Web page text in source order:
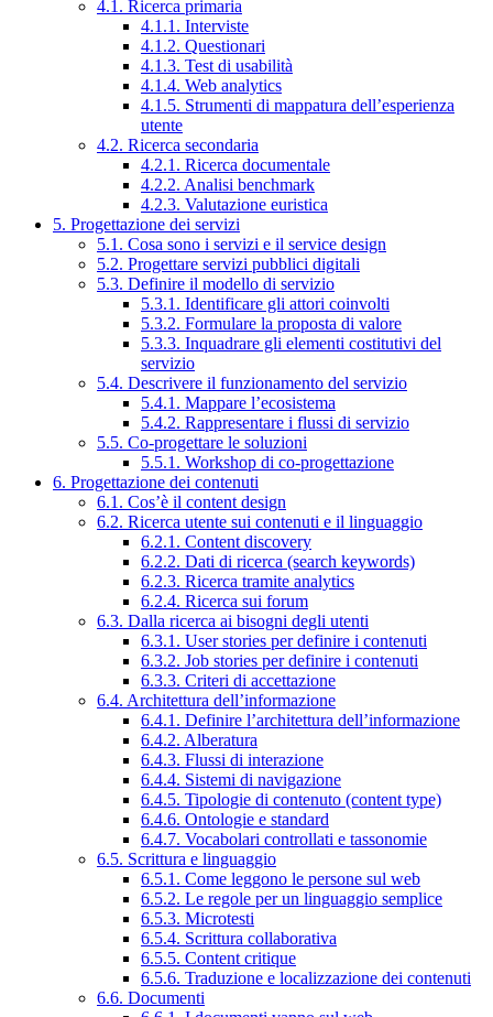
4.1. Ricerca primaria
4.1.1. Interviste
4.1.2. Questionari
4.1.3. Test di usabilità
4.1.4. Web analytics
4.1.5. Strumenti di mappatura dell’esperienza
utente
4.2. Ricerca secondaria
4.2.1. Ricerca documentale
4.2.2. Analisi benchmark
4.2.3. Valutazione euristica
5. Progettazione dei servizi
5.1. Cosa sono i servizi e il service design
5.2. Progettare servizi pubblici digitali
5.3. Definire il modello di servizio
5.3.1. Identificare gli attori coinvolti
5.3.2. Formulare la proposta di valore
5.3.3. Inquadrare gli elementi costitutivi del
servizio
5.4. Descrivere il funzionamento del servizio
5.4.1. Mappare l’ecosistema
5.4.2. Rappresentare i flussi di servizio
5.5. Co-progettare le soluzioni
5.5.1. Workshop di co-progettazione
6. Progettazione dei contenuti
6.1. Cos’è il content design
6.2. Ricerca utente sui contenuti e il linguaggio
6.2.1. Content discovery
6.2.2. Dati di ricerca (search keywords)
6.2.3. Ricerca tramite analytics
6.2.4. Ricerca sui forum
6.3. Dalla ricerca ai bisogni degli utenti
6.3.1. User stories per definire i contenuti
6.3.2. Job stories per definire i contenuti
6.3.3. Criteri di accettazione
6.4. Architettura dell’informazione
6.4.1. Definire l’architettura dell’informazione
6.4.2. Alberatura
6.4.3. Flussi di interazione
6.4.4. Sistemi di navigazione
6.4.5. Tipologie di contenuto (content type)
6.4.6. Ontologie e standard
6.4.7. Vocabolari controllati e tassonomie
6.5. Scrittura e linguaggio
6.5.1. Come leggono le persone sul web
6.5.2. Le regole per un linguaggio semplice
6.5.3. Microtesti
6.5.4. Scrittura collaborativa
6.5.5. Content critique
6.5.6. Traduzione e localizzazione dei contenuti
6.6. Documenti